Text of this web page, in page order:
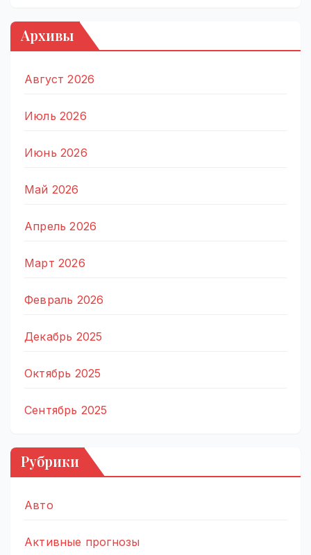
Архивы
Август 2026
Июль 2026
Июнь 2026
Май 2026
Апрель 2026
Март 2026
Февраль 2026
Декабрь 2025
Октябрь 2025
Сентябрь 2025
Рубрики
Авто
Активные прогнозы